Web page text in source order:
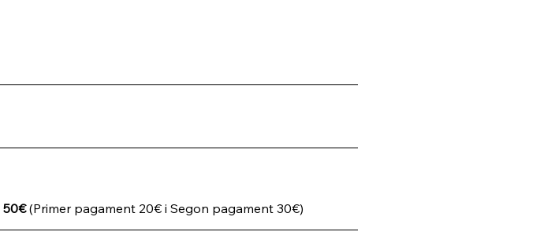
50€ (Primer pagament 20€ i Segon pagament 30€)